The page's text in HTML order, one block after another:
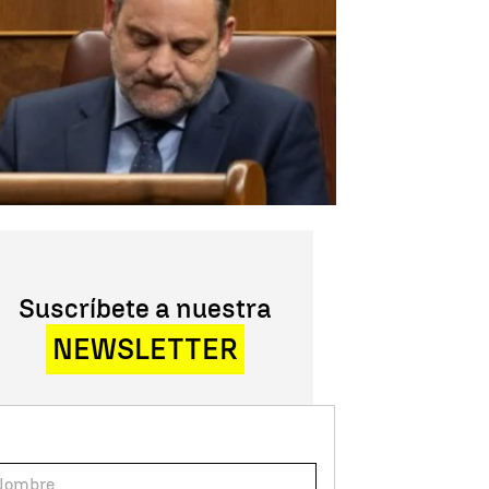
Suscríbete a nuestra
NEWSLETTER